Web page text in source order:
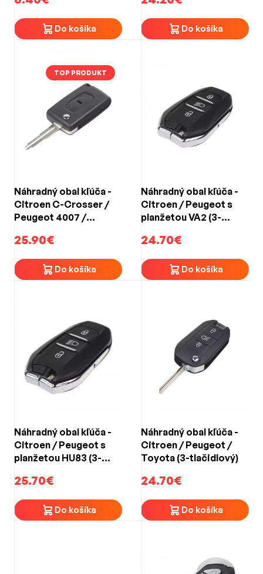
Do košíka Do košíka
TOP PRODUKT
Náhradný obal kľúča -
Citroen C-Crosser /
Peugeot 4007 /
(2-tlačidlový)
25.90€
Do košíka
Náhradný obal kľúča -
Citroen / Peugeot s
planžetou VA2 (3-
24.70€
Do košíka
Náhradný obal kľúča -
Citroen / Peugeot s
planžetou HU83 (3-
25.70€
Do košíka
Náhradný obal kľúča -
Citroen / Peugeot /
Toyota (3-tlačidlový)
24.70€
Do košíka